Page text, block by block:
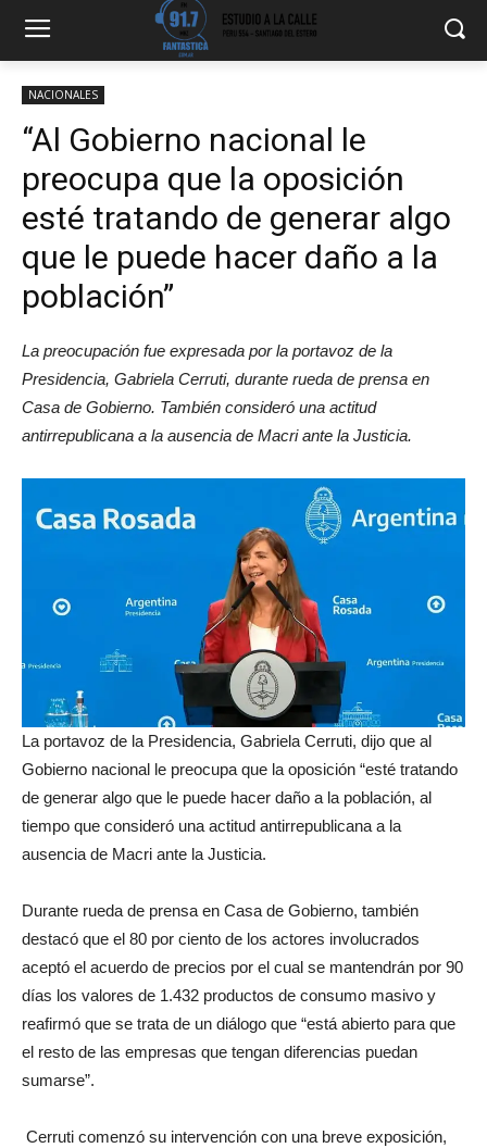
NACIONALES
“Al Gobierno nacional le
preocupa que la oposición
esté tratando de generar algo
que le puede hacer daño a la
población”
La preocupación fue expresada por la portavoz de la
Presidencia, Gabriela Cerruti, durante rueda de prensa en
Casa de Gobierno. También consideró una actitud
antirrepublicana a la ausencia de Macri ante la Justicia.
La portavoz de la Presidencia, Gabriela Cerruti, dijo que al
Gobierno nacional le preocupa que la oposición “esté tratando
de generar algo que le puede hacer daño a la población, al
tiempo que consideró una actitud antirrepublicana a la
ausencia de Macri ante la Justicia.
Durante rueda de prensa en Casa de Gobierno, también
destacó que el 80 por ciento de los actores involucrados
aceptó el acuerdo de precios por el cual se mantendrán por 90
días los valores de 1.432 productos de consumo masivo y
reafirmó que se trata de un diálogo que “está abierto para que
el resto de las empresas que tengan diferencias puedan
sumarse”.
Cerruti comenzó su intervención con una breve exposición,